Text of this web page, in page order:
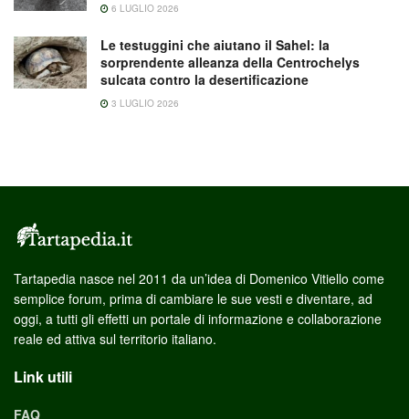
6 LUGLIO 2026
Le testuggini che aiutano il Sahel: la
sorprendente alleanza della Centrochelys
sulcata contro la desertificazione
3 LUGLIO 2026
Tartapedia nasce nel 2011 da un’idea di Domenico Vitiello come
semplice forum, prima di cambiare le sue vesti e diventare, ad
oggi, a tutti gli effetti un portale di informazione e collaborazione
reale ed attiva sul territorio italiano.
Link utili
FAQ